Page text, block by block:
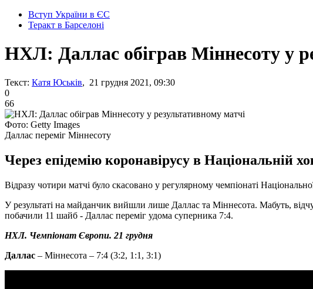
Вступ України в ЄС
Теракт в Барселоні
НХЛ: Даллас обіграв Міннесоту у
Текст: Катя Юськів, 21 грудня 2021, 09:30
0
66
Фото: Getty Images
Даллас переміг Міннесоту
Через епідемію коронавірусу в Національній
Відразу чотири матчі було скасовано у регулярному чемпіонаті
У результаті на майданчик вийшли лише Даллас та Міннесота. Мабуть,
побачили 11 шайб - Даллас переміг удома суперника 7:4.
НХЛ. Чемпіонат Європи. 21 грудня
Даллас – Міннесота – 7:4 (3:2, 1:1, 3:1)